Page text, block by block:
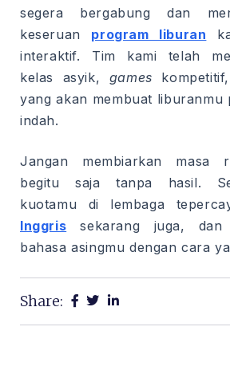
segera bergabung dan
keseruan program liburan
interaktif. Tim kami telah
kelas asyik, games
yang akan membuat liburanmu
indah.
Jangan membiarkan masa
begitu saja tanpa hasil.
kuotamu di lembaga
Inggris sekarang juga, dan
bahasa asingmu dengan cara
Share: